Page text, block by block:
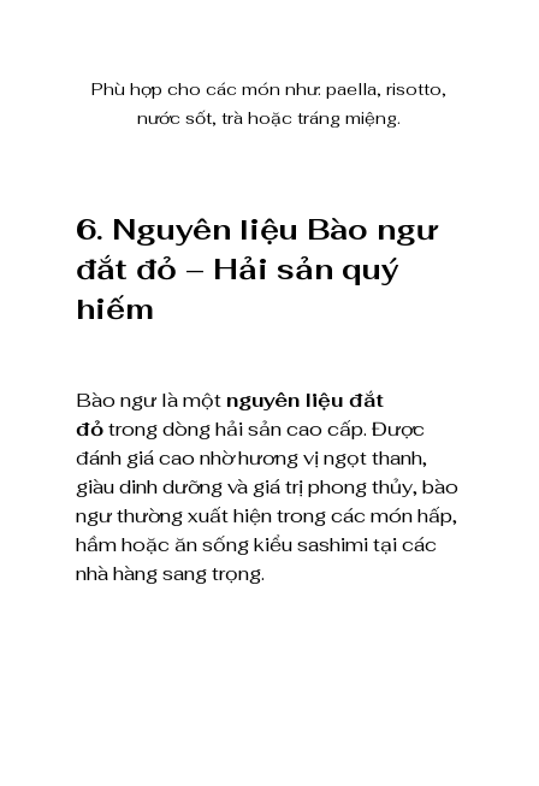
Phù hợp cho các món như: paella, risotto,
nước sốt, trà hoặc tráng miệng.
6. Nguyên liệu Bào ngư
đắt đỏ – Hải sản quý
hiếm
Bào ngư là một nguyên liệu đắt
đỏ trong dòng hải sản cao cấp. Được
đánh giá cao nhờ hương vị ngọt thanh,
giàu dinh dưỡng và giá trị phong thủy, bào
ngư thường xuất hiện trong các món hấp,
hầm hoặc ăn sống kiểu sashimi tại các
nhà hàng sang trọng.